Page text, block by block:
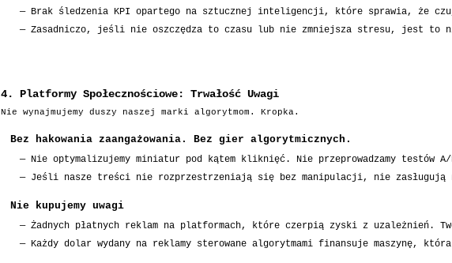
— Brak śledzenia KPI opartego na sztucznej inteligencji, które sprawia, że
— Zasadniczo, jeśli nie oszczędza to czasu lub nie zmniejsza stresu, jest to
4. Platformy Społecznościowe: Trwałość Uwagi
Nie wynajmujemy duszy naszej marki algorytmom. Kropka.
Bez hakowania zaangażowania. Bez gier algorytmicznych.
— Nie optymalizujemy miniatur pod kątem kliknięć. Nie przeprowadzamy testów A/
— Jeśli nasze treści nie rozprzestrzeniają się bez manipulacji, nie
Nie kupujemy uwagi
— Żadnych płatnych reklam na platformach, które czerpią zyski z uzależnień.
— Każdy dolar wydany na reklamy sterowane algorytmami finansuje maszynę,